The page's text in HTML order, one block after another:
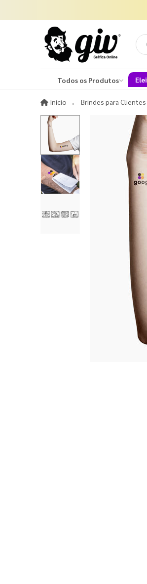
Todos os Produtos
Início InícioBrindes para Clientes